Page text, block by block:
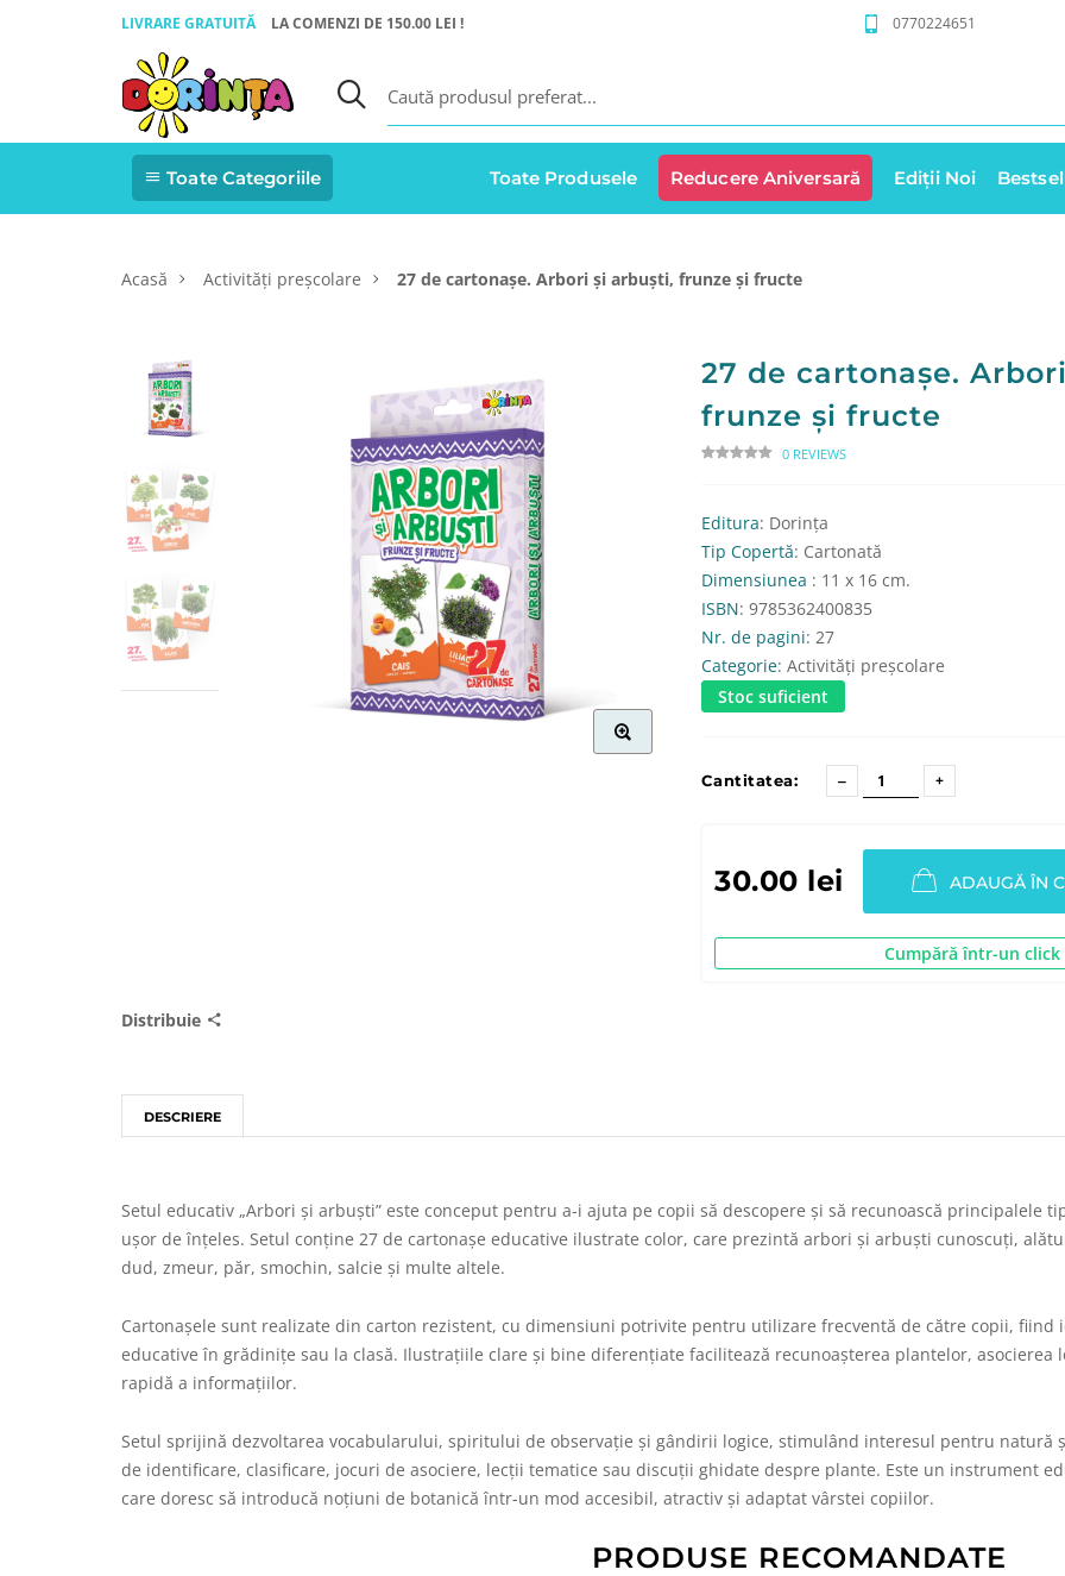
LIVRARE GRATUITĂ LA COMENZI DE 150.00 LEI ! 0770224651
Toate Categoriile Toate Produsele Reducere Aniversară Ediții Noi
Acasă Activități preșcolare 27 de cartonașe. Arbori și arbuști, frunze și fructe
27 de cartonașe.
frunze și fructe
0 REVIEWS
Editura: Dorința
Tip Copertă: Cartonată
Dimensiunea : 11 x 16 cm.
ISBN: 9785362400835
Nr. de pagini: 27
Categorie: Activități preșcolare
Stoc suficient
Cantitatea:
30.00 lei ADAUGĂ ÎN
Cumpără într-un click
Distribuie
DESCRIERE
Setul educativ „Arbori și arbuști” este conceput pentru a-i ajuta pe copii să descopere și să recunoască
ușor de înțeles. Setul conține 27 de cartonașe educative ilustrate color, care prezintă arbori și arbuști cunoscuți,
dud, zmeur, păr, smochin, salcie și multe altele.
Cartonașele sunt realizate din carton rezistent, cu dimensiuni potrivite pentru utilizare frecventă de către copii, fiind
educative în grădinițe sau la clasă. Ilustrațiile clare și bine diferențiate facilitează recunoașterea plantelor, asocierea
rapidă a informațiilor.
Setul sprijină dezvoltarea vocabularului, spiritului de observație și gândirii logice, stimulând interesul pentru
de identificare, clasificare, jocuri de asociere, lecții tematice sau discuții ghidate despre plante. Este un instrument
care doresc să introducă noțiuni de botanică într-un mod accesibil, atractiv și adaptat vârstei copiilor.
PRODUSE RECOMANDATE